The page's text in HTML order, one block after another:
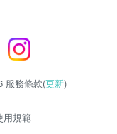
服務條款(更新)
用規範